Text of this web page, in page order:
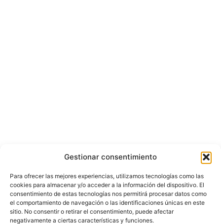
Gestionar consentimiento
Para ofrecer las mejores experiencias, utilizamos tecnologías como las
cookies para almacenar y/o acceder a la información del dispositivo. El
consentimiento de estas tecnologías nos permitirá procesar datos como
el comportamiento de navegación o las identificaciones únicas en este
sitio. No consentir o retirar el consentimiento, puede afectar
negativamente a ciertas características y funciones.